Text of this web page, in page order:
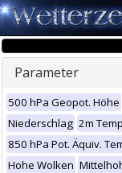
Parameter
500 hPa Geopot. Höhe
Niederschlag 2m Temp
850 hPa Pot. Äquiv.
Hohe Wolken